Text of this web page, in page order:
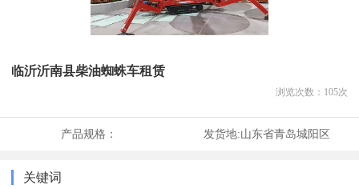
临沂沂南县柴油蜘蛛车租赁
浏览次数： 105次
产品规格： 发货地:山东省青岛城阳区
关键词